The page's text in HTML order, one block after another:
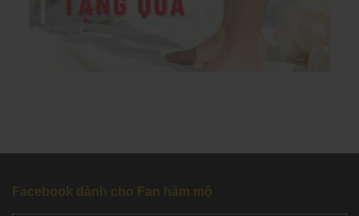
Facebook dành cho Fan hâm mộ